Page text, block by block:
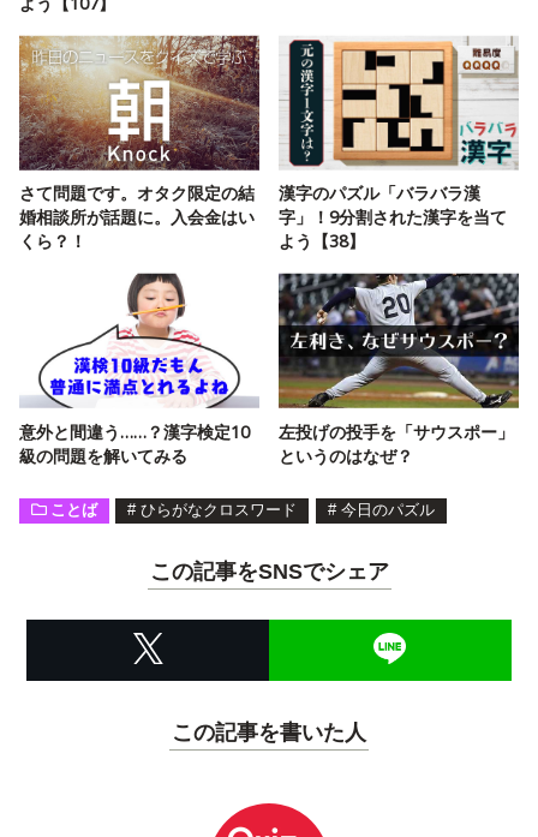
さて問題です。オタク限定の結
婚相談所が話題に。入会金はい
くら？！
漢字のパズル「バラバラ漢
字」！9分割された漢字を当て
よう【38】
意外と間違う……？漢字検定10
級の問題を解いてみる
左投げの投手を「サウスポー」
というのはなぜ？
ことば # ひらがなクロスワード # 今日のパズル
この記事をSNSでシェア
この記事を書いた人